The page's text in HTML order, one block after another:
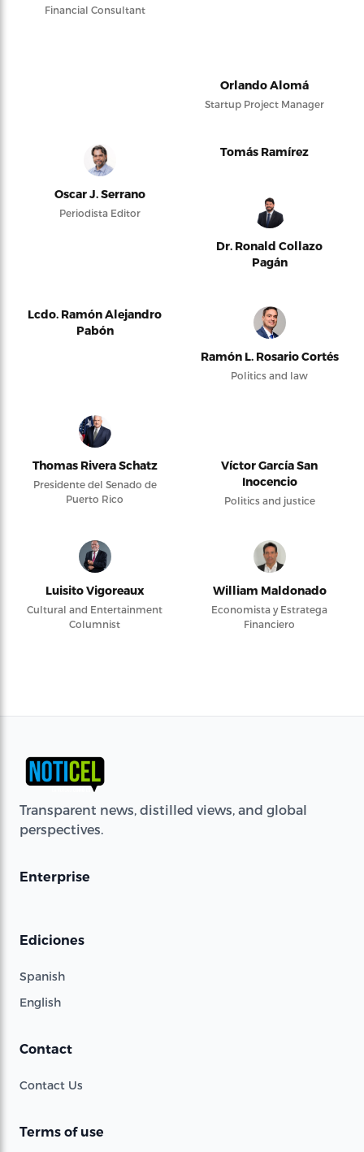
Financial Consultant
Orlando Alomá
Startup Project Manager
Oscar J. Serrano
Periodista Editor
Tomás Ramírez
Dr. Ronald Collazo
Pagán
Lcdo. Ramón Alejandro
Pabón
Ramón L. Rosario Cortés
Politics and law
Thomas Rivera Schatz
Presidente del Senado de
Puerto Rico
Víctor García San
Inocencio
Politics and justice
Luisito Vigoreaux
Cultural and Entertainment
Columnist
William Maldonado
Economista y Estratega
Financiero
Transparent news, distilled views, and global
perspectives.
Enterprise
Ediciones
Spanish
English
Contact
Contact Us
Terms of use